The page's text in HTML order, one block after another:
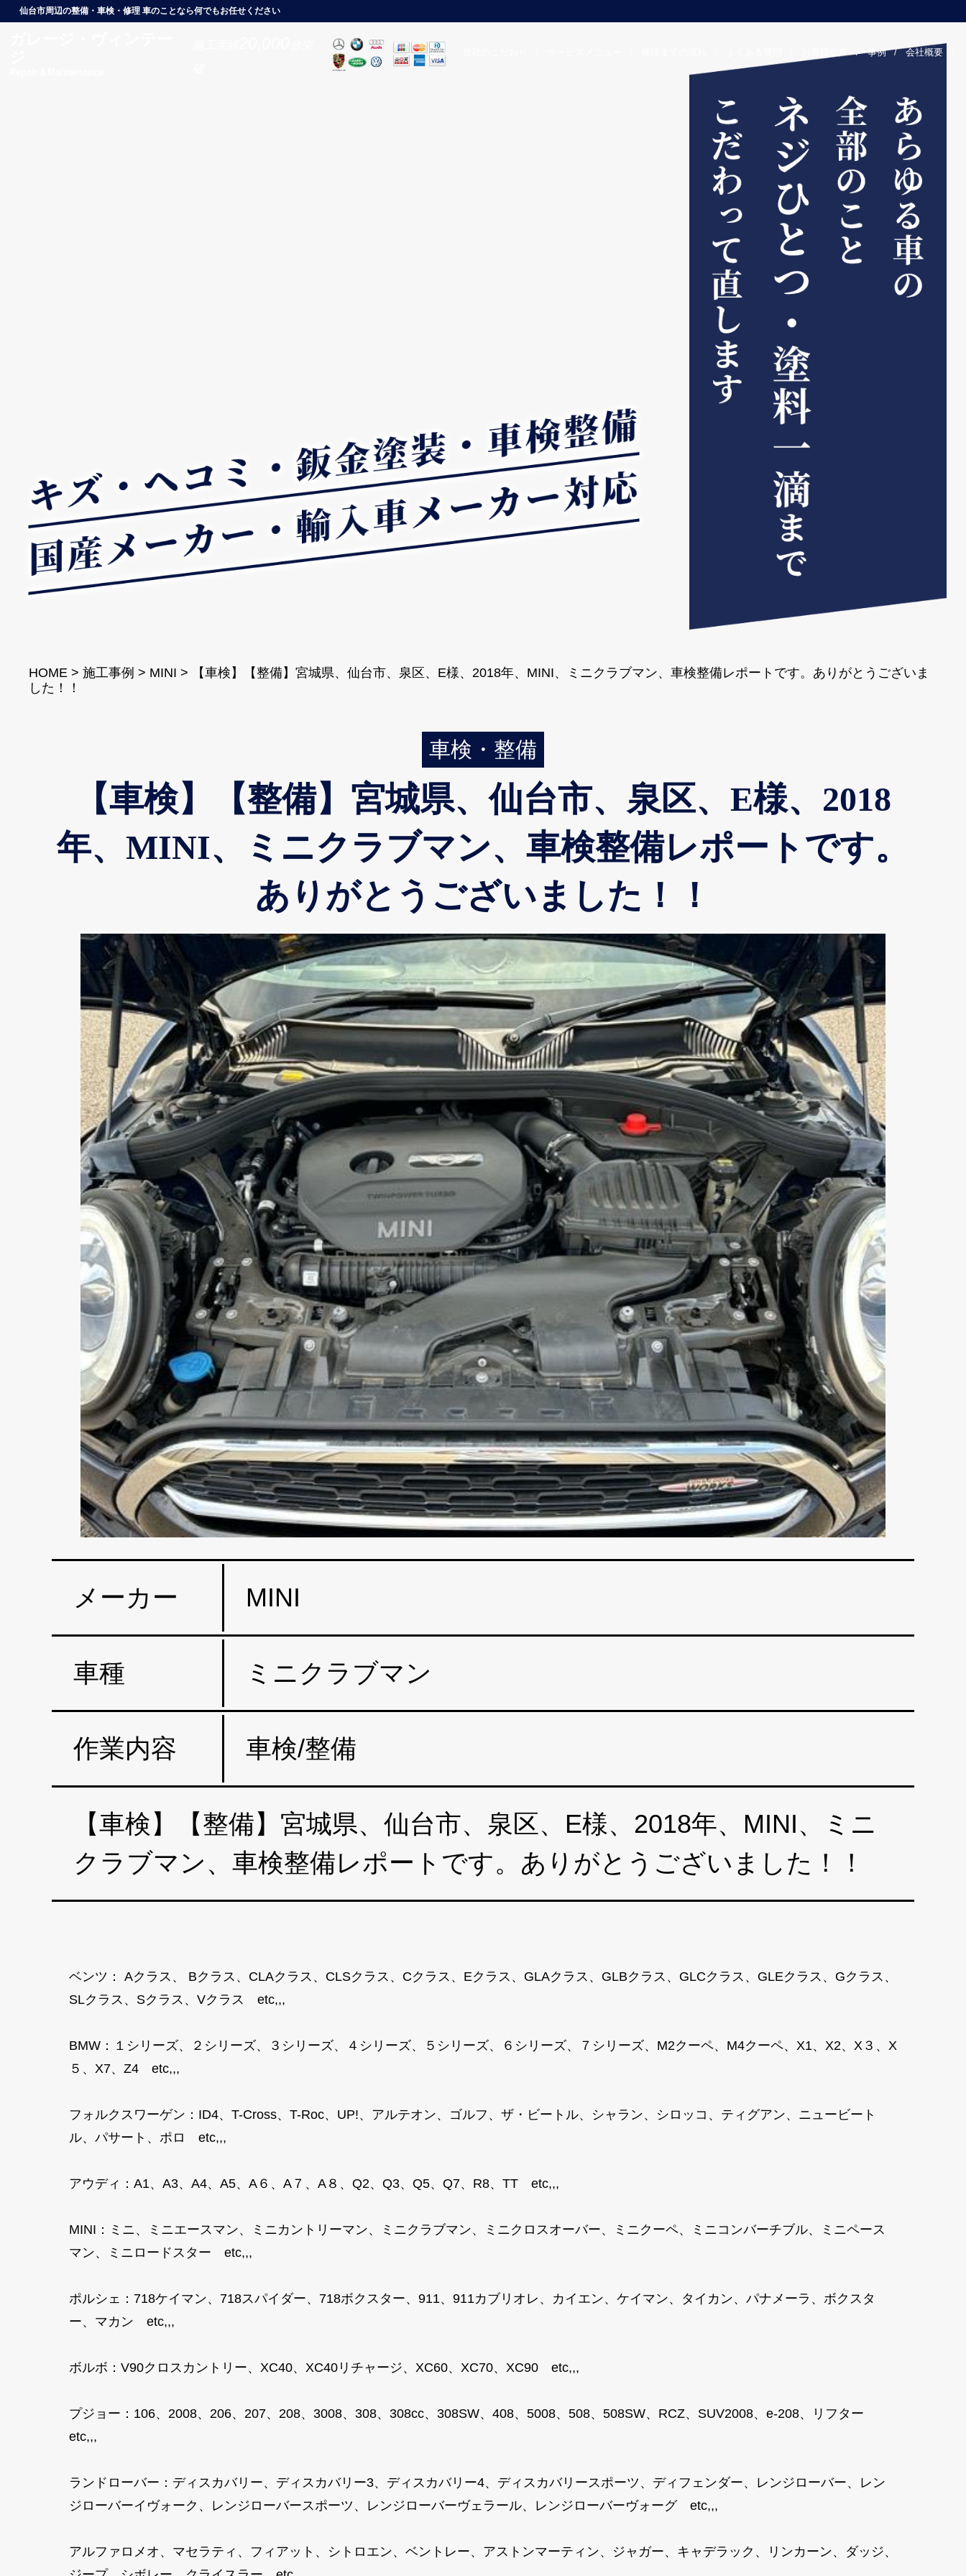
仙台市周辺の整備・車検・修理 車のことなら何でもお任せください
お客様の声 / 事例 / 会社概要
HOME >施工事例 > MINI >
【車検】【整備】宮城県、仙台市、泉区、E様、2018年、MINI、ミニクラブマン、車検整備レポートです。ありがとうございま
した！！
車検・整備
【車検】【整備】宮城県、仙台市、泉区、E様、2018
年、MINI、ミニクラブマン、車検整備レポートです。
ありがとうございました！！
メーカー MINI
車種 ミニクラブマン
作業内容 車検/整備
【車検】【整備】宮城県、仙台市、泉区、E様、2018年、MINI、ミニ
クラブマン、車検整備レポートです。ありがとうございました！！
ベンツ： Aクラス、 Bクラス、CLAクラス、CLSクラス、Cクラス、Eクラス、GLAクラス、GLBクラス、GLCクラス、GLEクラス、Gクラス、
SLクラス、Sクラス、Vクラス etc,,,
BMW：１シリーズ、２シリーズ、３シリーズ、４シリーズ、５シリーズ、６シリーズ、７シリーズ、M2クーペ、M4クーペ、X1、X2、X３、X
５、X7、Z4 etc,,,
フォルクスワーゲン：ID4、T-Cross、T-Roc、UP!、アルテオン、ゴルフ、ザ・ビートル、シャラン、シロッコ、ティグアン、ニュービート
ル、パサート、ポロ etc,,,
アウディ：A1、A3、A4、A5、A６、A７、A８、Q2、Q3、Q5、Q7、R8、TT etc,,,
MINI：ミニ、ミニエースマン、ミニカントリーマン、ミニクラブマン、ミニクロスオーバー、ミニクーペ、ミニコンバーチブル、ミニペース
マン、ミニロードスター etc,,,
ポルシェ：718ケイマン、718スパイダー、718ボクスター、911、911カブリオレ、カイエン、ケイマン、タイカン、パナメーラ、ボクスタ
ー、マカン etc,,,
ボルボ：V90クロスカントリー、XC40、XC40リチャージ、XC60、XC70、XC90 etc,,,
プジョー：106、2008、206、207、208、3008、308、308cc、308SW、408、5008、508、508SW、RCZ、SUV2008、e-208、リフター
etc,,,
ランドローバー：ディスカバリー、ディスカバリー3、ディスカバリー4、ディスカバリースポーツ、ディフェンダー、レンジローバー、レン
ジローバーイヴォーク、レンジローバースポーツ、レンジローバーヴェラール、レンジローバーヴォーグ etc,,,
アルファロメオ、マセラティ、フィアット、シトロエン、ベントレー、アストンマーティン、ジャガー、キャデラック、リンカーン、ダッジ、